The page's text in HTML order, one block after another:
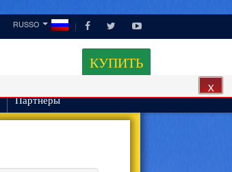
RUSSO
КУПИТЬ
Партнеры
X